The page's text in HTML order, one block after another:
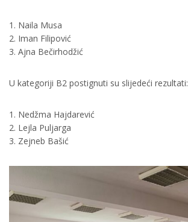
1. Naila Musa
2. Iman Filipović
3. Ajna Bečirhodžić
U kategoriji B2 postignuti su slijedeći rezultati:
1. Nedžma Hajdarević
2. Lejla Puljarga
3. Zejneb Bašić